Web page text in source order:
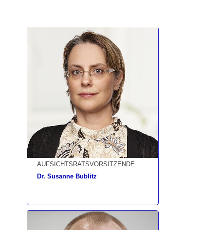
AUFSICHTSRATSVORSITZENDE
Dr. Susanne Bublitz